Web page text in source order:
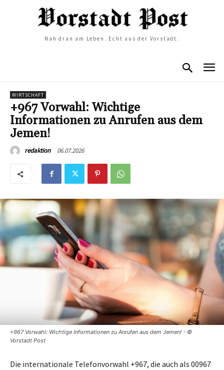
Nah dran am Leben. Echt aus der Vorstadt.
WIRTSCHAFT
+967 Vorwahl: Wichtige
Informationen zu Anrufen aus dem
Jemen!
redaktion 06.07.2026
+967 Vorwahl: Wichtige Informationen zu Anrufen aus dem Jemen! - ©
Vorstadt Post
Die internationale Telefonvorwahl +967, die auch als 00967